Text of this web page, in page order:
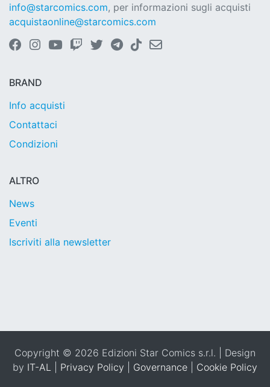
info@starcomics.com, per informazioni sugli acquisti
acquistaonline@starcomics.com
BRAND
Info acquisti
Contattaci
Condizioni
ALTRO
News
Eventi
Iscriviti alla newsletter
Copyright © 2026 Edizioni Star Comics s.r.l. | Design
by IT-AL Privacy Policy Governance Cookie Policy